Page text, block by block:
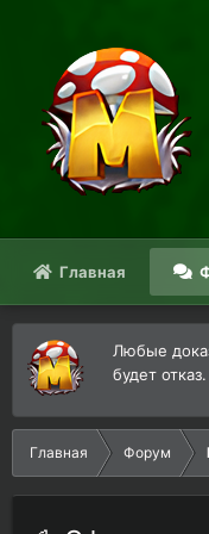
Главная
Любые
будет отказ.
Главная Форум